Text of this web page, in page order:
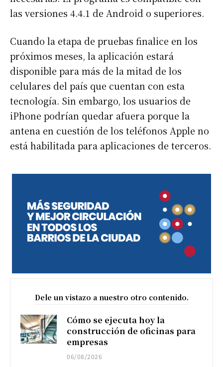
las versiones 4.4.1 de Android o superiores.
Cuando la etapa de pruebas finalice en los
próximos meses, la aplicación estará
disponible para más de la mitad de los
celulares del país que cuentan con esta
tecnología. Sin embargo, los usuarios de
iPhone podrían quedar afuera porque la
antena en cuestión de los teléfonos Apple no
está habilitada para aplicaciones de terceros.
Dele un vistazo a nuestro otro contenido.
Cómo se ejecuta hoy la
construcción de oficinas para
empresas
06/08/2026